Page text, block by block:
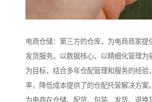
电商仓储：第三方的仓库，为电商商家提
发货服务。以数据核心，以精细化管理为
为目标，结合多年仓配管理和服务的经验
率，降低成本提供了的仓配托管解决方案。
为电商在仓储、配货、包装、发货、退换